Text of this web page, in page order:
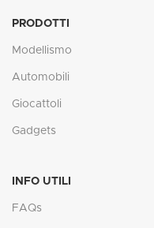
PRODOTTI
Modellismo
Automobili
Giocattoli
Gadgets
INFO UTILI
FAQs